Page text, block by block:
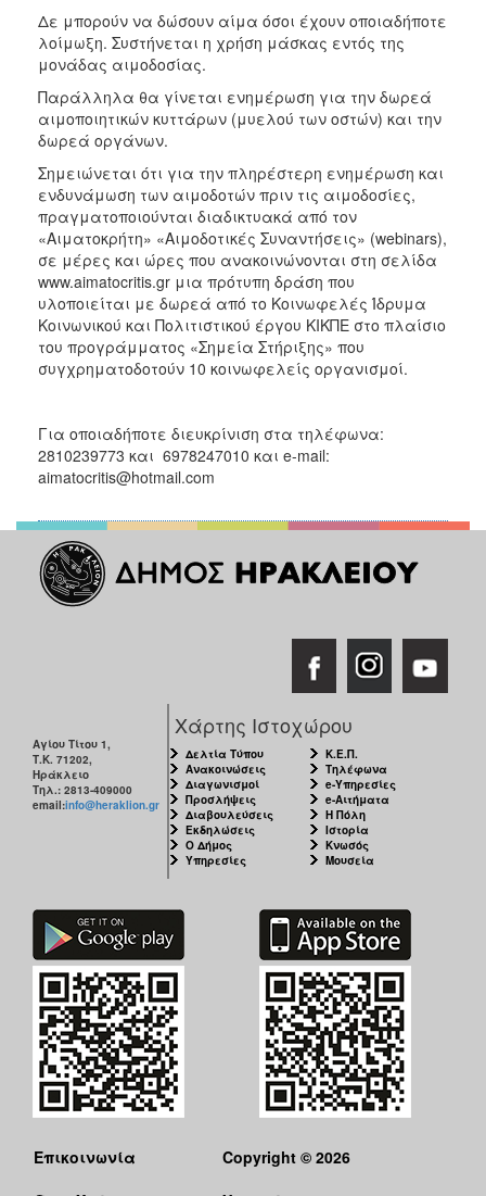
Δε μπορούν να δώσουν αίμα όσοι έχουν οποιαδήποτε
λοίμωξη. Συστήνεται η χρήση μάσκας εντός της
μονάδας αιμοδοσίας.
Παράλληλα θα γίνεται ενημέρωση για την δωρεά
αιμοποιητικών κυττάρων (μυελού των οστών) και την
δωρεά οργάνων.
Σημειώνεται ότι για την πληρέστερη ενημέρωση και
ενδυνάμωση των αιμοδοτών πριν τις αιμοδοσίες,
πραγματοποιούνται διαδικτυακά από τον
«Αιματοκρήτη» «Αιμοδοτικές Συναντήσεις» (webinars),
σε μέρες και ώρες που ανακοινώνονται στη σελίδα
www.aimatocritis.gr μια πρότυπη δράση που
υλοποιείται με δωρεά από το Κοινωφελές Ίδρυμα
Κοινωνικού και Πολιτιστικού έργου ΚΙΚΠΕ στο πλαίσιο
του προγράμματος «Σημεία Στήριξης» που
συγχρηματοδοτούν 10 κοινωφελείς οργανισμοί.
Για οποιαδήποτε διευκρίνιση στα τηλέφωνα:
2810239773 και 6978247010 και e-mail:
aimatocritis@hotmail.com
Αγίου Τίτου 1,
Τ.Κ. 71202,
Ηράκλειο
Τηλ.: 2813-409000
email:info@heraklion.gr
Χάρτης Ιστοχώρου
Δελτία Τύπου
Ανακοινώσεις
Διαγωνισμοί
Προσλήψεις
Διαβουλεύσεις
Εκδηλώσεις
Ο Δήμος
Υπηρεσίες
Κ.Ε.Π.
Τηλέφωνα
e-Υπηρεσίες
e-Αιτήματα
Η Πόλη
Ιστορία
Κνωσός
Μουσεία
Επικοινωνία
Copyright © 2026